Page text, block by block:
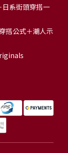
日系街頭穿搭一
搭公式＋潮人示